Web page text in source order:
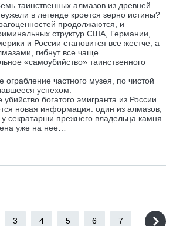
таинственных алмазов из древней
в легенде кроется зерно истины?
продолжаются, и
структур США, Германии,
и России становится все жестче, а
гибнут все чаще…
«самоубийство» таинственного
частного музея, по чистой
успехом.
богатого эмигранта из России.
новая информация: один из алмазов,
секратарши прежнего владельца камня.
уже на нее…
3 4 5 6 7